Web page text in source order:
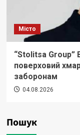
Місто
“Stolitsa Group”
поверховий
заборонам
04.08.2026
Пошук